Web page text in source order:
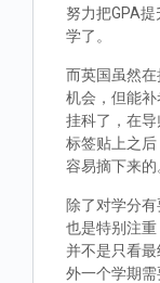
努力把GPA
学了。
而英国虽然
机会，但能
挂科了，在导
标签贴上之
容易摘下来的
除了对学分
也是特别注
并不是只看
外一个学期